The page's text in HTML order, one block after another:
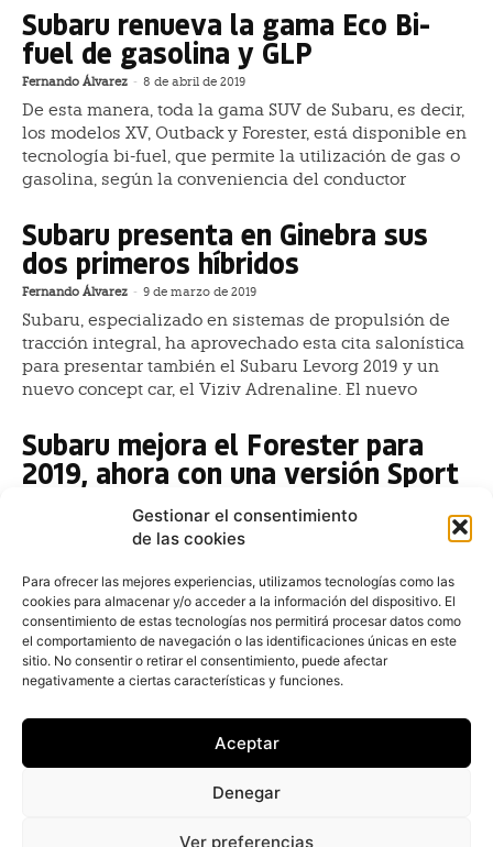
Gestionar el consentimiento
de las cookies
Para ofrecer las mejores experiencias, utilizamos tecnologías como las
cookies para almacenar y/o acceder a la información del dispositivo. El
consentimiento de estas tecnologías nos permitirá procesar datos como
el comportamiento de navegación o las identificaciones únicas en este
sitio. No consentir o retirar el consentimiento, puede afectar
negativamente a ciertas características y funciones.
Aceptar
Denegar
Ver preferencias
Subaru renueva la gama Eco Bi-
fuel de gasolina y GLP
Fernando Álvarez - 8 de abril de 2019
De esta manera, toda la gama SUV de Subaru, es decir,
los modelos XV, Outback y Forester, está disponible en
tecnología bi-fuel, que permite la utilización de gas o
gasolina, según la conveniencia del conductor
Subaru presenta en Ginebra sus
dos primeros híbridos
Fernando Álvarez - 9 de marzo de 2019
Subaru, especializado en sistemas de propulsión de
tracción integral, ha aprovechado esta cita salonística
para presentar también el Subaru Levorg 2019 y un
nuevo concept car, el Viziv Adrenaline. El nuevo
Subaru mejora el Forester para
2019, ahora con una versión Sport
de acceso
14 de enero de 2019
de Subaru a nivel mundial desde su lanzamiento,
hace 22 años, y el segundo modelo más vendido
XV 1.6 Executive Plus, tope de
gama para la segunda generación
del SUV pequeño de Subaru
6 de diciembre de 2018
Este modelo es el súper ventas de la marca japonesa
Subaru especializada en tracción a las cuatro ruedas,